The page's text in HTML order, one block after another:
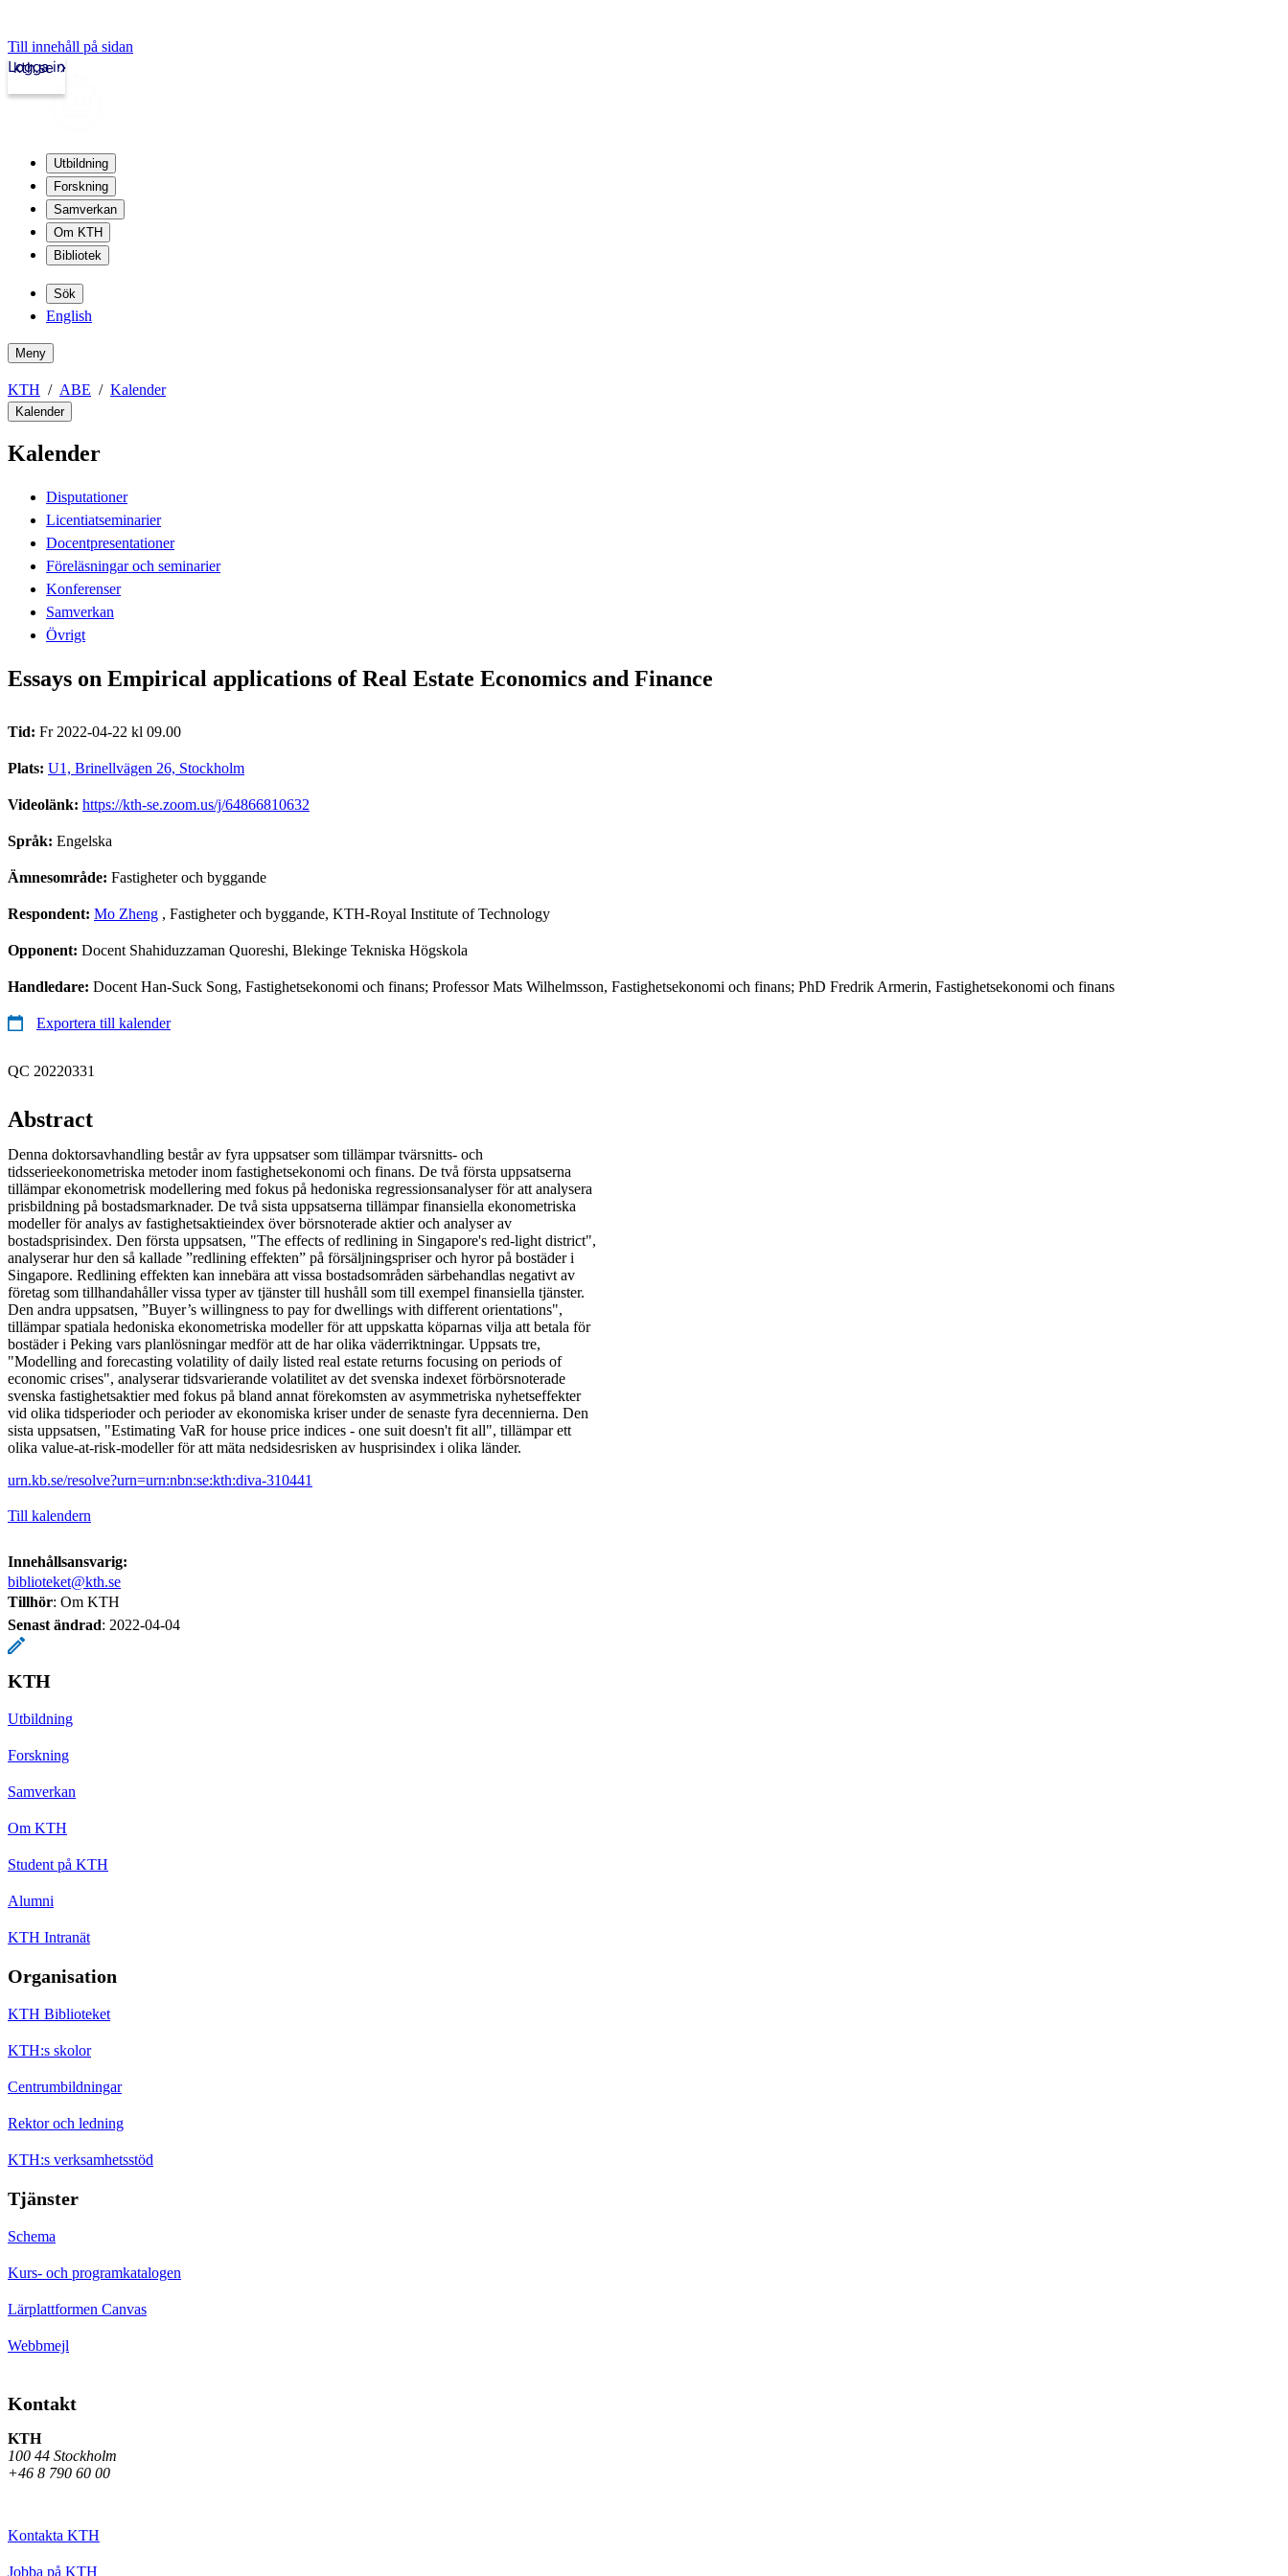
Till innehåll på sidan
kth.se
Logga in
Utbildning
Forskning
Samverkan
Om KTH
Bibliotek
Sök
English
Meny
KTH ABE Kalender
Kalender
Kalender
Disputationer
Licentiatseminarier
Docentpresentationer
Föreläsningar och seminarier
Konferenser
Samverkan
Övrigt
Essays on Empirical applications of Real Estate Economics and Finance
Tid: Fr 2022-04-22 kl 09.00
Plats: U1, Brinellvägen 26, Stockholm
Videolänk: https://kth-se.zoom.us/j/64866810632
Språk: Engelska
Ämnesområde: Fastigheter och byggande
Respondent: Mo Zheng , Fastigheter och byggande, KTH-Royal Institute of Technology
Opponent: Docent Shahiduzzaman Quoreshi, Blekinge Tekniska Högskola
Handledare: Docent Han-Suck Song, Fastighetsekonomi och finans; Professor Mats Wilhelmsson, Fastighetsekonomi och finans; PhD Fredrik Armerin, Fastighetsekonomi och finans
Exportera till kalender
QC 20220331
Abstract
Denna doktorsavhandling består av fyra uppsatser som tillämpar tvärsnitts- och
tidsserieekonometriska metoder inom fastighetsekonomi och finans. De två första uppsatserna
tillämpar ekonometrisk modellering med fokus på hedoniska regressionsanalyser för att analysera
prisbildning på bostadsmarknader. De två sista uppsatserna tillämpar finansiella ekonometriska
modeller för analys av fastighetsaktieindex över börsnoterade aktier och analyser av
bostadsprisindex. Den första uppsatsen, "The effects of redlining in Singapore's red-light district",
analyserar hur den så kallade ”redlining effekten” på försäljningspriser och hyror på bostäder i
Singapore. Redlining effekten kan innebära att vissa bostadsområden särbehandlas negativt av
företag som tillhandahåller vissa typer av tjänster till hushåll som till exempel finansiella tjänster.
Den andra uppsatsen, ”Buyer’s willingness to pay for dwellings with different orientations",
tillämpar spatiala hedoniska ekonometriska modeller för att uppskatta köparnas vilja att betala för
bostäder i Peking vars planlösningar medför att de har olika väderriktningar. Uppsats tre,
"Modelling and forecasting volatility of daily listed real estate returns focusing on periods of
economic crises", analyserar tidsvarierande volatilitet av det svenska indexet förbörsnoterade
svenska fastighetsaktier med fokus på bland annat förekomsten av asymmetriska nyhetseffekter
vid olika tidsperioder och perioder av ekonomiska kriser under de senaste fyra decennierna. Den
sista uppsatsen, "Estimating VaR for house price indices - one suit doesn't fit all", tillämpar ett
olika value-at-risk-modeller för att mäta nedsidesrisken av husprisindex i olika länder.
urn.kb.se/resolve?urn=urn:nbn:se:kth:diva-310441
Till kalendern
Innehållsansvarig:
biblioteket@kth.se
Tillhör: Om KTH
Senast ändrad: 2022-04-04
KTH
Utbildning
Forskning
Samverkan
Om KTH
Student på KTH
Alumni
KTH Intranät
Organisation
KTH Biblioteket
KTH:s skolor
Centrumbildningar
Rektor och ledning
KTH:s verksamhetsstöd
Tjänster
Schema
Kurs- och programkatalogen
Lärplattformen Canvas
Webbmejl
Kontakt
KTH
100 44 Stockholm
+46 8 790 60 00
Kontakta KTH
Jobba på KTH